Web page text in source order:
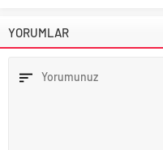
YORUMLAR